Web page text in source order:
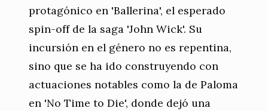
protagónico en 'Ballerina', el esperado
spin-off de la saga 'John Wick'. Su
incursión en el género no es repentina,
sino que se ha ido construyendo con
actuaciones notables como la de Paloma
en 'No Time to Die', donde dejó una